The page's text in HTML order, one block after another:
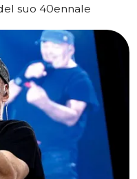
suo 40ennale